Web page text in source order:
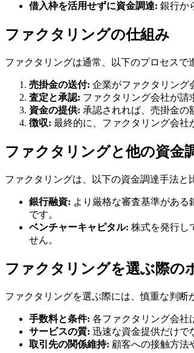
借入枠を活用せずに資金調達: 銀行か
ファクタリングの仕組み
ファクタリングは通常、以下のプロセスで
売掛金の送付: 企業がファクタリング
査定と承認: ファクタリング会社が請
資金の提供: 承認されれば、売掛金の
徴収: 最終的に、ファクタリング会社
ファクタリングと他の資金
ファクタリングは、以下の資金調達手法と
銀行融資: より厳格な審査基準があ
です。
ベンチャーキャピタル: 株式を発行し
せん。
ファクタリングを選ぶ際の
ファクタリングを選ぶ際には、慎重な判断
手数料と条件: 各ファクタリング会社
サービスの質: 迅速な資金提供だけで
取引先の関係維持: 顧客への接触方法